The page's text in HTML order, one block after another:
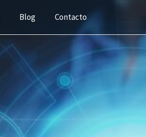
Blog Contacto